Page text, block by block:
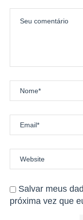
Salvar meus
próxima vez que